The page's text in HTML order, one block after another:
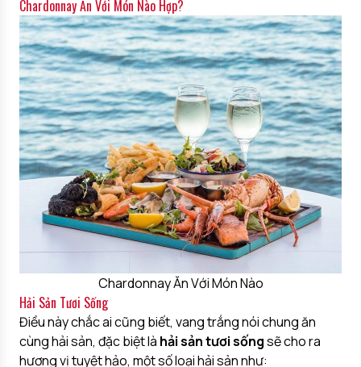
Chardonnay Ăn Với Món Nào Hợp?
Chardonnay Ăn Với Món Nào
Hải Sản Tươi Sống
Điều này chắc ai cũng biết, vang trắng nói chung ăn
cùng hải sản, đặc biệt là hải sản tươi sốngsẽ cho ra
hương vị tuyệt hảo, một số loại hải sản như: